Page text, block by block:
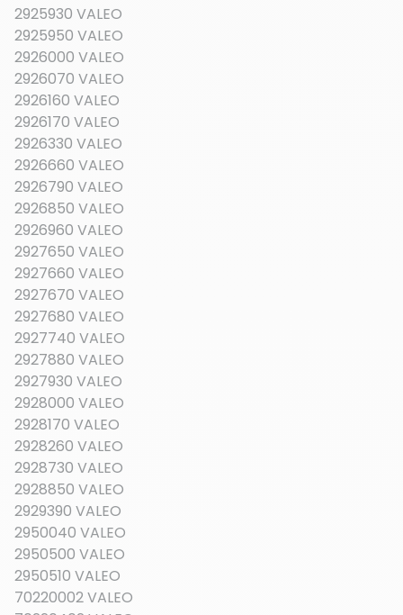
2925930 VALEO
2925950 VALEO
2926000 VALEO
2926070 VALEO
2926160 VALEO
2926170 VALEO
2926330 VALEO
2926660 VALEO
2926790 VALEO
2926850 VALEO
2926960 VALEO
2927650 VALEO
2927660 VALEO
2927670 VALEO
2927680 VALEO
2927740 VALEO
2927880 VALEO
2927930 VALEO
2928000 VALEO
2928170 VALEO
2928260 VALEO
2928730 VALEO
2928850 VALEO
2929390 VALEO
2950040 VALEO
2950500 VALEO
2950510 VALEO
70220002 VALEO